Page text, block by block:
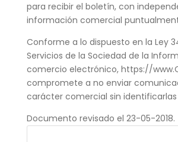
para recibir el boletín, con
información comercial
Conforme a lo dispuesto en la Ley
Servicios de la Sociedad de la
comercio electrónico, https://
compromete a no enviar
carácter comercial sin
Documento revisado el 23-05-2018.